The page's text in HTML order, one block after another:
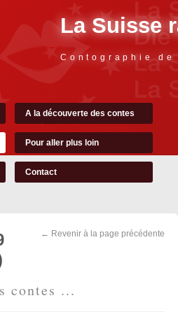
La Suisse
Contographie
A la découverte des contes
Pour aller plus loin
Contact
← Revenir à la page précédente
contes ...